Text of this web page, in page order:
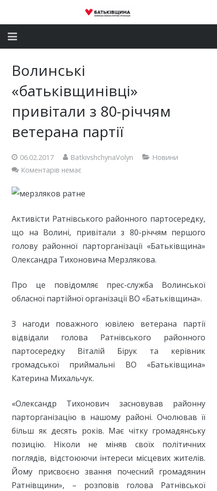
Депутатський корпус
Контакти
Волинські
«батьківщинівці»
привітали з 80-річчям
ветерана партії
06.02.2017 BatkivshchynaVolyn
Новини
Коментарів немає
Активісти Ратнівського районного партосередку,
що на Волині, привітали з 80-річчям першого
голову районної парторганізації «Батьківщина»
Олександра Тихоновича Мерзлякова.
Про це повідомляє прес-служба Волинської
обласної партійної організації ВО «Батьківщина».
З нагоди поважного ювілею ветерана партії
відвідали голова Ратнівського районного
партосередку Віталій Бірук та керівник
громадської приймальні ВО «Батьківщина»
Катерина Михальчук.
«Олександр Тихонович засновував районну
парторганізацію в нашому районі. Очолював її
більш як десять років. Має чітку громадянську
позицію. Ніколи не міняв своїх політичних
поглядів, відстоюючи інтереси місцевих жителів.
Йому присвоєно звання почесний громадянин
Ратнівщини», – розповів голова Ратнівської